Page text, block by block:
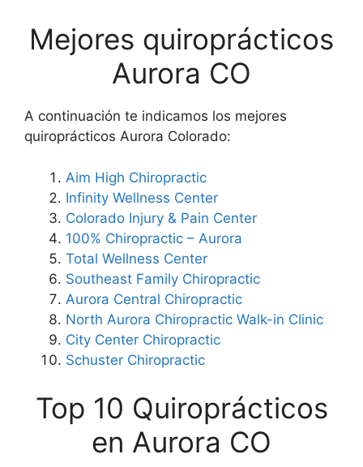
Mejores quiroprácticos
Aurora CO
A continuación te indicamos los mejores
quiroprácticos Aurora Colorado:
Aim High Chiropractic
Infinity Wellness Center
Colorado Injury & Pain Center
100% Chiropractic – Aurora
Total Wellness Center
Southeast Family Chiropractic
Aurora Central Chiropractic
North Aurora Chiropractic Walk-in Clinic
City Center Chiropractic
Schuster Chiropractic
Top 10 Quiroprácticos
en Aurora CO